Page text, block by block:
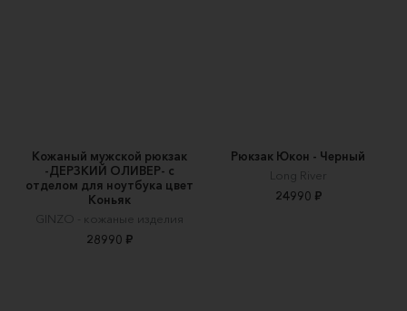
Кожаный мужской рюкзак
-ДЕРЗКИЙ ОЛИВЕР- с
отделом для ноутбука цвет
Коньяк
GINZO - кожаные изделия
28990 ₽
Рюкзак Юкон - Черный
Long River
24990 ₽